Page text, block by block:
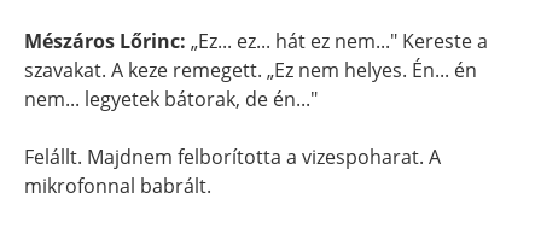
Mészáros Lőrinc: „Ez... ez... hát ez nem..." Kereste a
szavakat. A keze remegett. „Ez nem helyes. Én... én
nem... legyetek bátorak, de én..."
Felállt. Majdnem felborította a vizespoharat. A
mikrofonnal babrált.